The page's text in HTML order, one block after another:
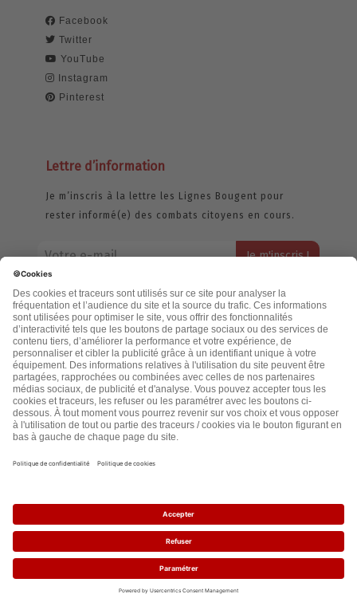
Facebook
Twitter
YouTube
Instagram
Pinterest
Lettre d’information
Je m’inscris à la lettre les Lignes Bougent pour
rester informé(e) des combats citoyens en cours.
jamais échangée. Pour consulter notre politique de confidentialité,
cliquez ici.
Accueil
Politique de confidentialité
Cookies
2021 - leslignesbougent.org